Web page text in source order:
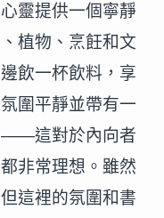
靈提供一個寧靜
植物、烹飪和文
飲一杯飲料，享
圍平靜並帶有一
——這對於內向者
非常理想。雖然
這裡的氛圍和書